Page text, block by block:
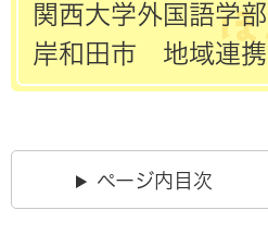
関西大学外国語学
岸和田市 地域連
ページ内目次